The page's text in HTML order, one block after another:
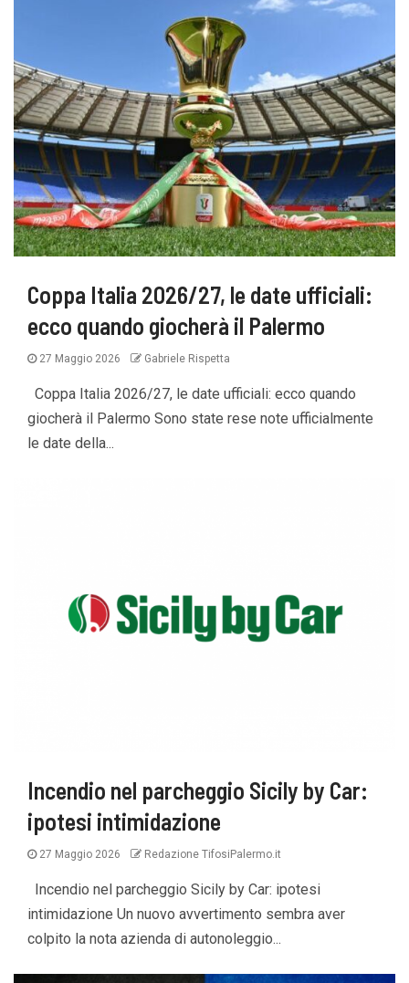
Coppa Italia 2026/27, le date ufficiali:
ecco quando giocherà il Palermo
27 Maggio 2026 Gabriele Rispetta
Coppa Italia 2026/27, le date ufficiali: ecco quando
giocherà il Palermo Sono state rese note ufficialmente
le date della...
Incendio nel parcheggio Sicily by Car:
ipotesi intimidazione
27 Maggio 2026 Redazione TifosiPalermo.it
Incendio nel parcheggio Sicily by Car: ipotesi
intimidazione Un nuovo avvertimento sembra aver
colpito la nota azienda di autonoleggio...